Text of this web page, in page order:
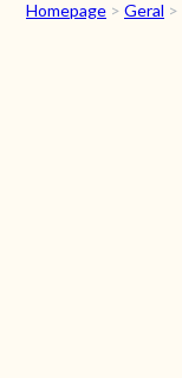
Homepage > Geral >